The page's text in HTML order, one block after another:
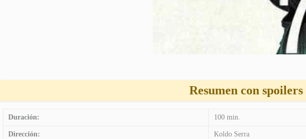
Resumen con spoilers
Duración: 100 min.
Dirección: Koldo Serra